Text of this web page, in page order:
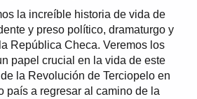
la increíble historia de vida de
y preso político, dramaturgo y
República Checa. Veremos los
papel crucial en la vida de este
la Revolución de Terciopelo en
país a regresar al camino de la